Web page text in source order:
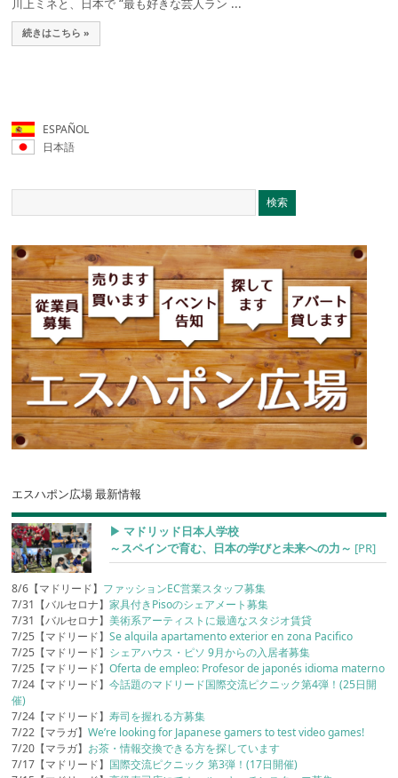
続きはこちら »
ESPAÑOL
日本語
エスハポン広場 最新情報
▶︎ マドリッド日本人学校
～スペインで育む、日本の学びと未来への力～ [PR]
8/6【マドリード】 ファッションEC営業スタッフ募集
7/31【バルセロナ】家具付きPisoのシェアメート募集
7/31【バルセロナ】美術系アーティストに最適なスタジオ賃貸
7/25【マドリード】Se alquila apartamento exterior en zona Pacifico
7/25【マドリード】 シェアハウス・ピソ 9月からの入居者募集
7/25【マドリード】Oferta de empleo: Profesor de japonés idioma materno
7/24【マドリード】今話題のマドリード国際交流ピクニック第4弾！(25日開
催)
7/24【マドリード】寿司を握れる方募集
7/22【マラガ】We’re looking for Japanese gamers to test video games!
7/20【マラガ】 お茶・情報交換できる方を探しています
7/17【マドリード】 国際交流ピクニック 第3弾！(17日開催)